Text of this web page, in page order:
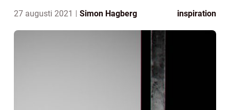
27 augusti 2021 Simon Hagberg inspiration